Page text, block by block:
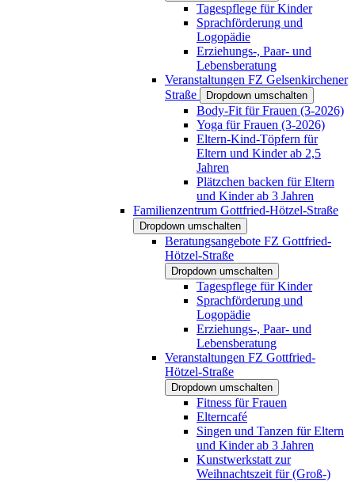
Tagespflege für Kinder
Sprachförderung und
Logopädie
Erziehungs-, Paar- und
Lebensberatung
Veranstaltungen FZ Gelsenkirchener
Straße
Dropdown umschalten
Body-Fit für Frauen (3-2026)
Yoga für Frauen (3-2026)
Eltern-Kind-Töpfern für
Eltern und Kinder ab 2,5
Jahren
Plätzchen backen für Eltern
und Kinder ab 3 Jahren
Familienzentrum Gottfried-Hötzel-Straße
Dropdown umschalten
Beratungsangebote FZ Gottfried-
Hötzel-Straße
Dropdown umschalten
Tagespflege für Kinder
Sprachförderung und
Logopädie
Erziehungs-, Paar- und
Lebensberatung
Veranstaltungen FZ Gottfried-
Hötzel-Straße
Dropdown umschalten
Fitness für Frauen
Elterncafé
Singen und Tanzen für Eltern
und Kinder ab 3 Jahren
Kunstwerkstatt zur
Weihnachtszeit für (Groß-)